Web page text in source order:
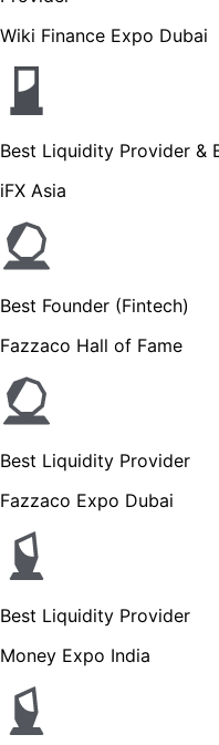
Wiki Finance Expo Dubai
Best Liquidity Provider &
iFX Asia
Best Founder (Fintech)
Fazzaco Hall of Fame
Best Liquidity Provider
Fazzaco Expo Dubai
Best Liquidity Provider
Money Expo India